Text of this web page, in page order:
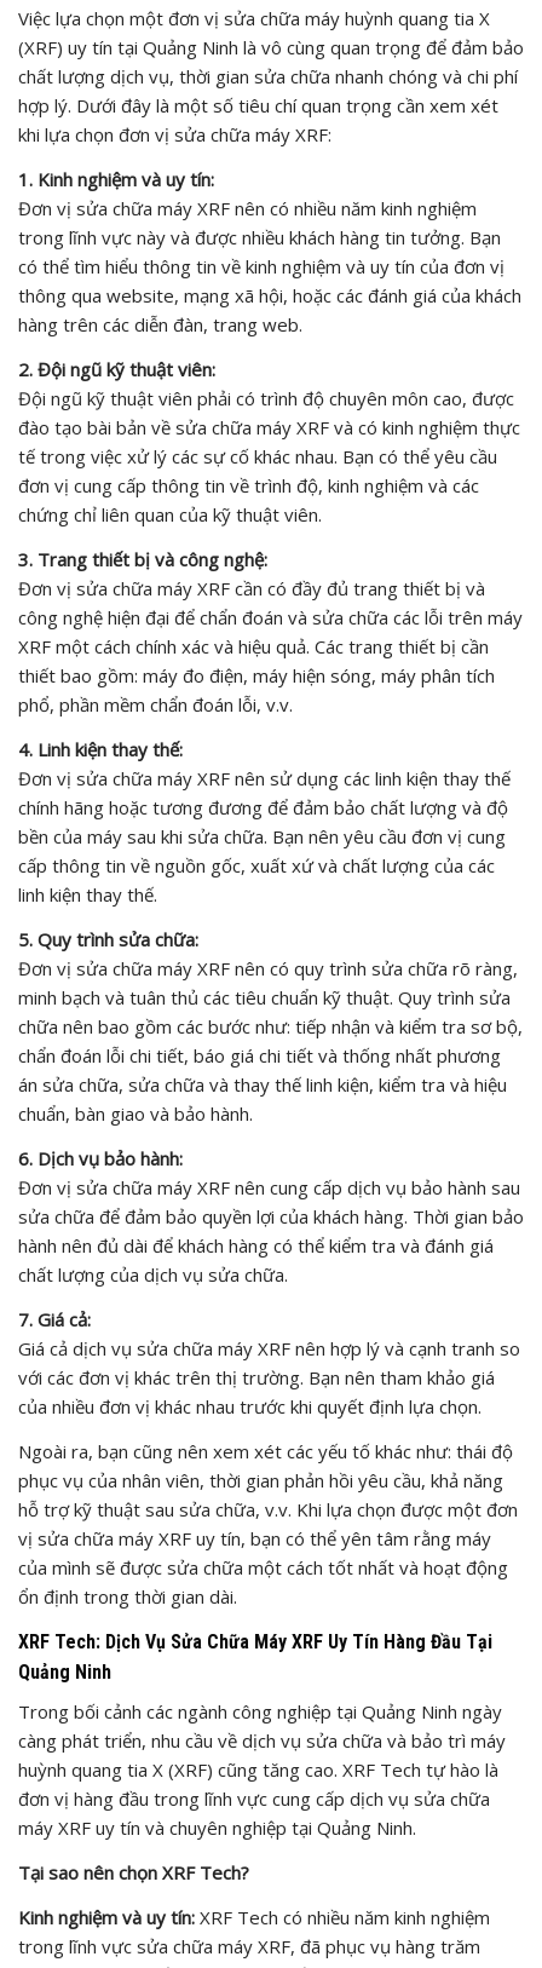
Việc lựa chọn một đơn vị sửa chữa máy huỳnh quang tia X
(XRF) uy tín tại Quảng Ninh là vô cùng quan trọng để đảm bảo
chất lượng dịch vụ, thời gian sửa chữa nhanh chóng và chi phí
hợp lý. Dưới đây là một số tiêu chí quan trọng cần xem xét
khi lựa chọn đơn vị sửa chữa máy XRF:
1. Kinh nghiệm và uy tín:
Đơn vị sửa chữa máy XRF nên có nhiều năm kinh nghiệm
trong lĩnh vực này và được nhiều khách hàng tin tưởng. Bạn
có thể tìm hiểu thông tin về kinh nghiệm và uy tín của đơn vị
thông qua website, mạng xã hội, hoặc các đánh giá của khách
hàng trên các diễn đàn, trang web.
2. Đội ngũ kỹ thuật viên:
Đội ngũ kỹ thuật viên phải có trình độ chuyên môn cao, được
đào tạo bài bản về sửa chữa máy XRF và có kinh nghiệm thực
tế trong việc xử lý các sự cố khác nhau. Bạn có thể yêu cầu
đơn vị cung cấp thông tin về trình độ, kinh nghiệm và các
chứng chỉ liên quan của kỹ thuật viên.
3. Trang thiết bị và công nghệ:
Đơn vị sửa chữa máy XRF cần có đầy đủ trang thiết bị và
công nghệ hiện đại để chẩn đoán và sửa chữa các lỗi trên máy
XRF một cách chính xác và hiệu quả. Các trang thiết bị cần
thiết bao gồm: máy đo điện, máy hiện sóng, máy phân tích
phổ, phần mềm chẩn đoán lỗi, v.v.
4. Linh kiện thay thế:
Đơn vị sửa chữa máy XRF nên sử dụng các linh kiện thay thế
chính hãng hoặc tương đương để đảm bảo chất lượng và độ
bền của máy sau khi sửa chữa. Bạn nên yêu cầu đơn vị cung
cấp thông tin về nguồn gốc, xuất xứ và chất lượng của các
linh kiện thay thế.
5. Quy trình sửa chữa:
Đơn vị sửa chữa máy XRF nên có quy trình sửa chữa rõ ràng,
minh bạch và tuân thủ các tiêu chuẩn kỹ thuật. Quy trình sửa
chữa nên bao gồm các bước như: tiếp nhận và kiểm tra sơ bộ,
chẩn đoán lỗi chi tiết, báo giá chi tiết và thống nhất phương
án sửa chữa, sửa chữa và thay thế linh kiện, kiểm tra và hiệu
chuẩn, bàn giao và bảo hành.
6. Dịch vụ bảo hành:
Đơn vị sửa chữa máy XRF nên cung cấp dịch vụ bảo hành sau
sửa chữa để đảm bảo quyền lợi của khách hàng. Thời gian bảo
hành nên đủ dài để khách hàng có thể kiểm tra và đánh giá
chất lượng của dịch vụ sửa chữa.
7. Giá cả:
Giá cả dịch vụ sửa chữa máy XRF nên hợp lý và cạnh tranh so
với các đơn vị khác trên thị trường. Bạn nên tham khảo giá
của nhiều đơn vị khác nhau trước khi quyết định lựa chọn.
Ngoài ra, bạn cũng nên xem xét các yếu tố khác như: thái độ
phục vụ của nhân viên, thời gian phản hồi yêu cầu, khả năng
hỗ trợ kỹ thuật sau sửa chữa, v.v. Khi lựa chọn được một đơn
vị sửa chữa máy XRF uy tín, bạn có thể yên tâm rằng máy
của mình sẽ được sửa chữa một cách tốt nhất và hoạt động
ổn định trong thời gian dài.
XRF Tech: Dịch Vụ Sửa Chữa Máy XRF Uy Tín Hàng Đầu Tại
Quảng Ninh
Trong bối cảnh các ngành công nghiệp tại Quảng Ninh ngày
càng phát triển, nhu cầu về dịch vụ sửa chữa và bảo trì máy
huỳnh quang tia X (XRF) cũng tăng cao. XRF Tech tự hào là
đơn vị hàng đầu trong lĩnh vực cung cấp dịch vụ sửa chữa
máy XRF uy tín và chuyên nghiệp tại Quảng Ninh.
Tại sao nên chọn XRF Tech?
Kinh nghiệm và uy tín: XRF Tech có nhiều năm kinh nghiệm
trong lĩnh vực sửa chữa máy XRF, đã phục vụ hàng trăm